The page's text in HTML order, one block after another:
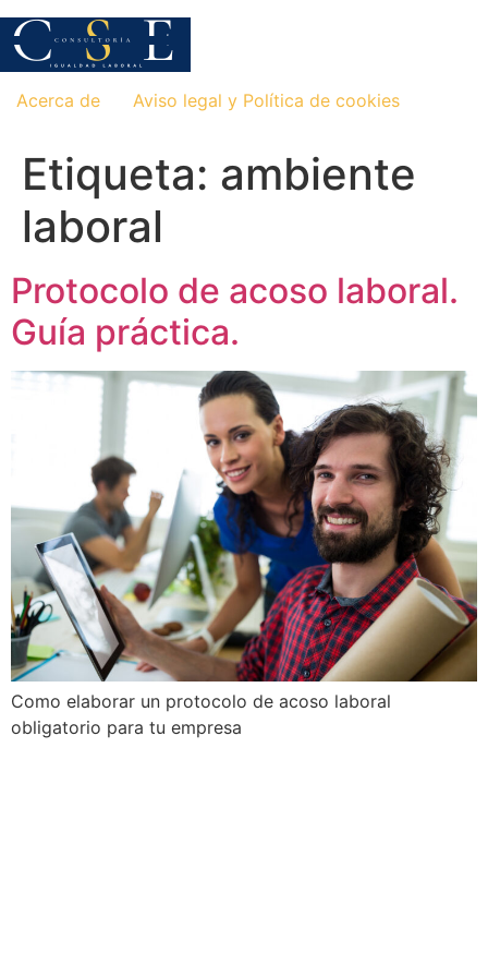
Saltar
contenido
Acerca de
Aviso legal y Política de cookies
Etiqueta: ambiente
laboral
Protocolo de acoso laboral.
Guía práctica.
Como elaborar un protocolo de acoso laboral
obligatorio para tu empresa